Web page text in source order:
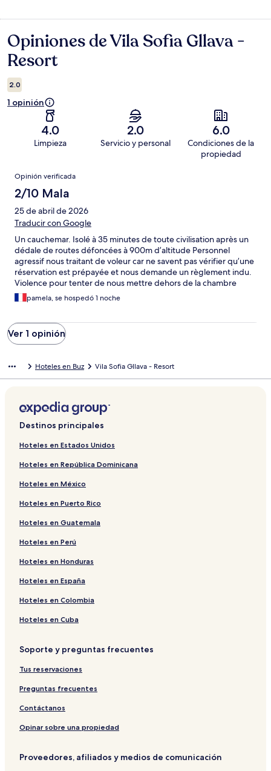
Opiniones
Opiniones de Vila Sofia Gllava -
Resort
2.0
1 opinión
4.0
Limpieza
2.0
Servicio y personal
6.0
Condiciones de la
propiedad
Opiniones
Opinión verificada
2/10 Mala
25 de abril de 2026
Traducir con Google
Un cauchemar. Isolé à 35 minutes de toute civilisation après un
dédale de routes défoncées à 900m d’altitude Personnel
agressif nous traitant de voleur car ne savent pas vérifier qu’une
réservation est prépayée et nous demande un règlement indu.
Violence pour tenter de nous mettre dehors de la chambre
après le dîner . Viande avariée au restaurant. Ne prenne ni la
carte bancaire ni les virements… Chambre relativement propre
expérimenté. Je fais une réclamation.
pamela, se hospedó 1 noche
Ver 1 opinión
Hoteles en Buz Vila Sofia Gllava - Resort
Destinos principales
Hoteles en Estados Unidos
Hoteles en República Dominicana
Hoteles en México
Hoteles en Puerto Rico
Hoteles en Guatemala
Hoteles en Perú
Hoteles en Honduras
Hoteles en España
Hoteles en Colombia
Hoteles en Cuba
Soporte y preguntas frecuentes
Tus reservaciones
Preguntas frecuentes
Contáctanos
Opinar sobre una propiedad
Proveedores, afiliados y medios de comunicación